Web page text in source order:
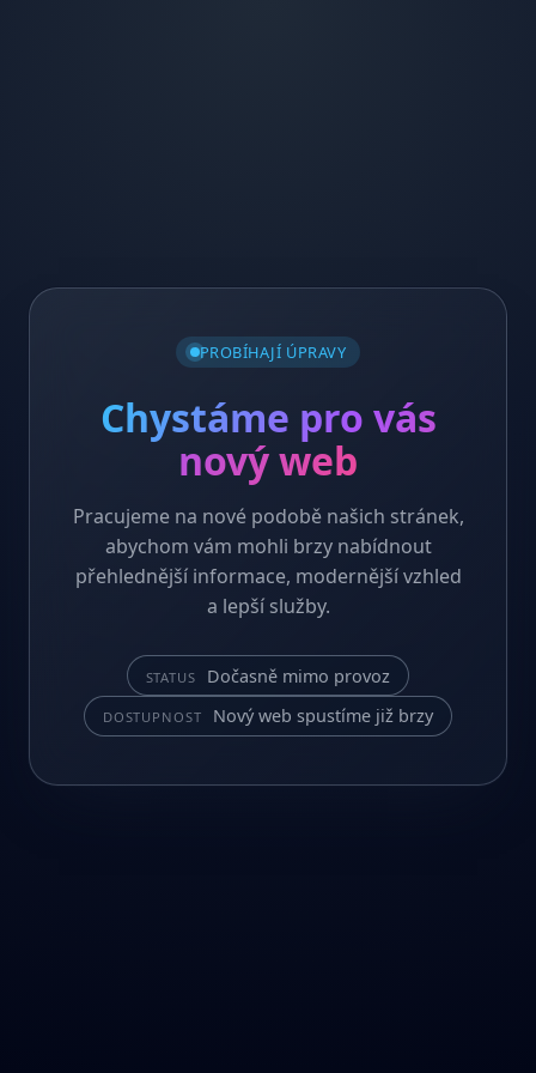
PROBÍHAJÍ ÚPRAVY
Chystáme pro vás
nový web
Pracujeme na nové podobě našich stránek,
abychom vám mohli brzy nabídnout
přehlednější informace, modernější vzhled
a lepší služby.
STATUS Dočasně mimo provoz
DOSTUPNOST Nový web spustíme již brzy